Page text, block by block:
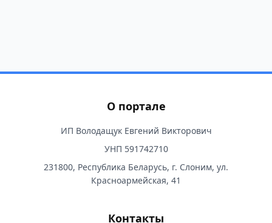
О портале
ИП Володащук Евгений Викторович
УНП 591742710
231800, Республика Беларусь, г. Слоним, ул.
Красноармейская, 41
Контакты